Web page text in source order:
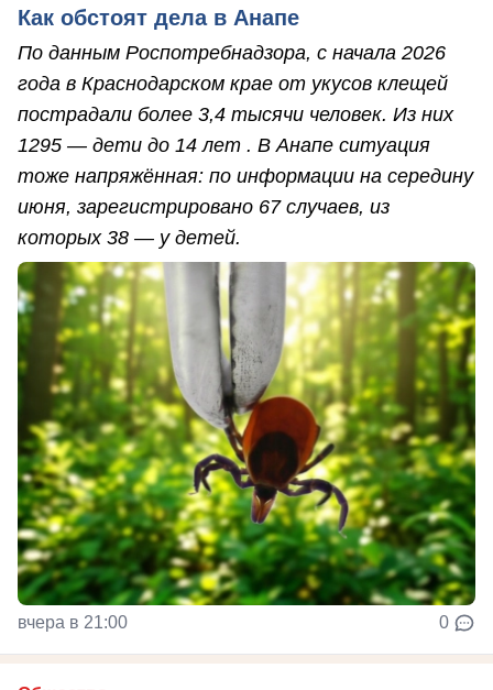
Как обстоят дела в Анапе
По данным Роспотребнадзора, с начала 2026
года в Краснодарском крае от укусов клещей
пострадали более 3,4 тысячи человек. Из них
1295 — дети до 14 лет . В Анапе ситуация
тоже напряжённая: по информации на середину
июня, зарегистрировано 67 случаев, из
которых 38 — у детей.
вчера в 21:00 0